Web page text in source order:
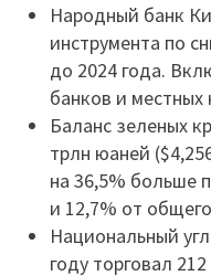
Народный банк
инструмента по
до 2024 года.
банков и местных
Баланс зеленых
трлн юаней
на 36,5% больше
и 12,7% от
Национальный
году торговал